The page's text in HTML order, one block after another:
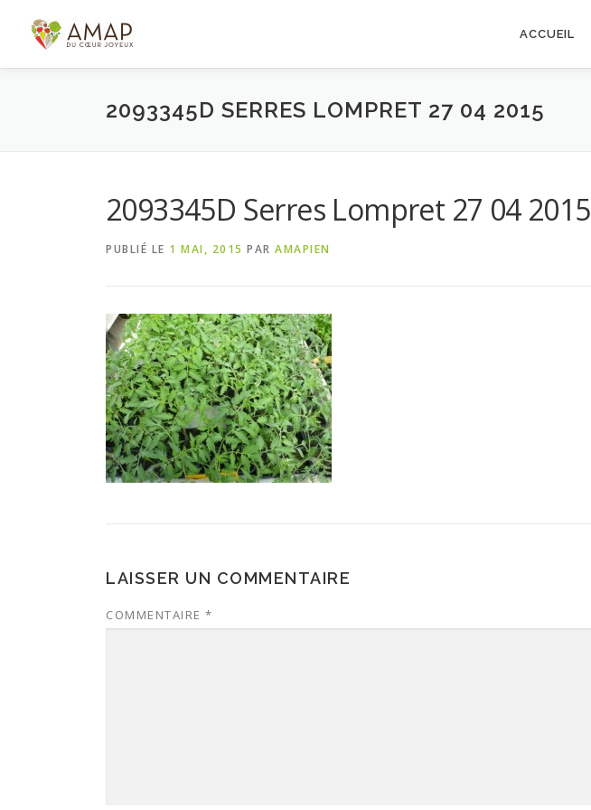
contenu
ACCUEIL
2093345D SERRES LOMPRET 27 04 2015
2093345D Serres Lompret 27 04 2015
PUBLIÉ LE 1 MAI, 2015 PAR AMAPIEN
LAISSER UN COMMENTAIRE
COMMENTAIRE *